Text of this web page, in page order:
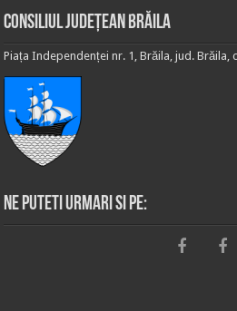
Consiliul Județean Brăila
Piața Independenței nr. 1, Brăila, jud. Brăila,
Ne puteti urmari si pe: